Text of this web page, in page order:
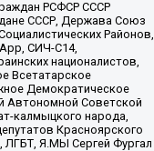
РСФСР СССР
СССР, Держава Союз
Районов,
СИЧ-С14,
националистов,
Всетатарское
Демократическое
Автономной Советской
калмыцкого народа,
Красноярского
ЛГБТ, Я.МЫ Сергей Фургал